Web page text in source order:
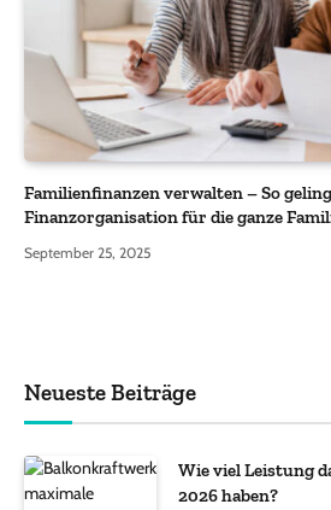
Familienfinanzen verwalten – So
Finanzorganisation für die ganze
September 25, 2025
Neueste Beiträge
Wie viel Leistung
2026 haben?